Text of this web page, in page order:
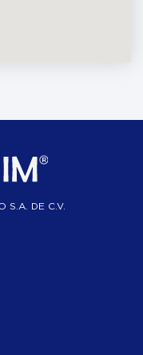
S.A. DE C.V.